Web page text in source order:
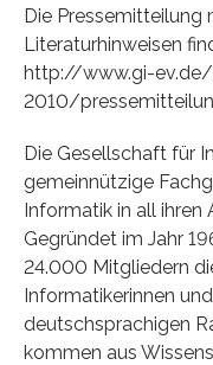
Die Pressemitteilung
Literaturhinweisen
http://www.gi-
2010/
Die Gesellschaft für
gemeinnützige
Informatik in all ihren
Gegründet im Jahr
24.000 Mitgliedern
Informatikerinnen
deutschsprachigen
kommen aus